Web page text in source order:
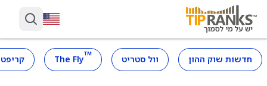
חדשות שוק ההון וול סטריט ™
The Fly